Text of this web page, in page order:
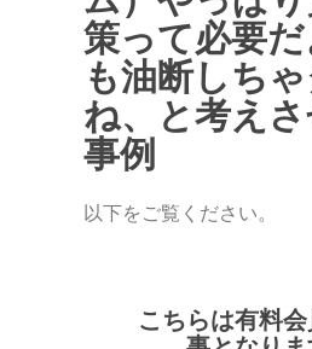
策って必要
も油断しち
ね、と考え
事例
以下をご覧ください。
こちらは有料